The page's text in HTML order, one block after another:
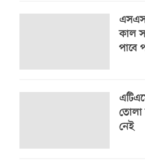
কাল
পাবে
তোলা
নেই